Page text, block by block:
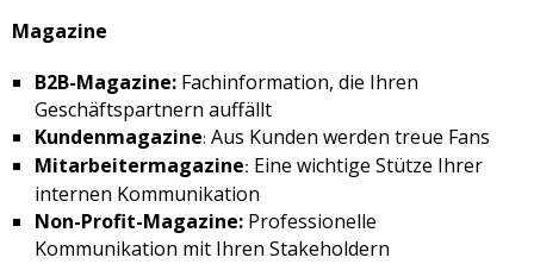
Magazine
B2B-Magazine: Fachinformation, die Ihren
Geschäftspartnern auffällt
Kundenmagazine: Aus Kunden werden treue Fans
Mitarbeitermagazine: Eine wichtige Stütze Ihrer
internen Kommunikation
Non-Profit-Magazine: Professionelle
Kommunikation mit Ihren Stakeholdern